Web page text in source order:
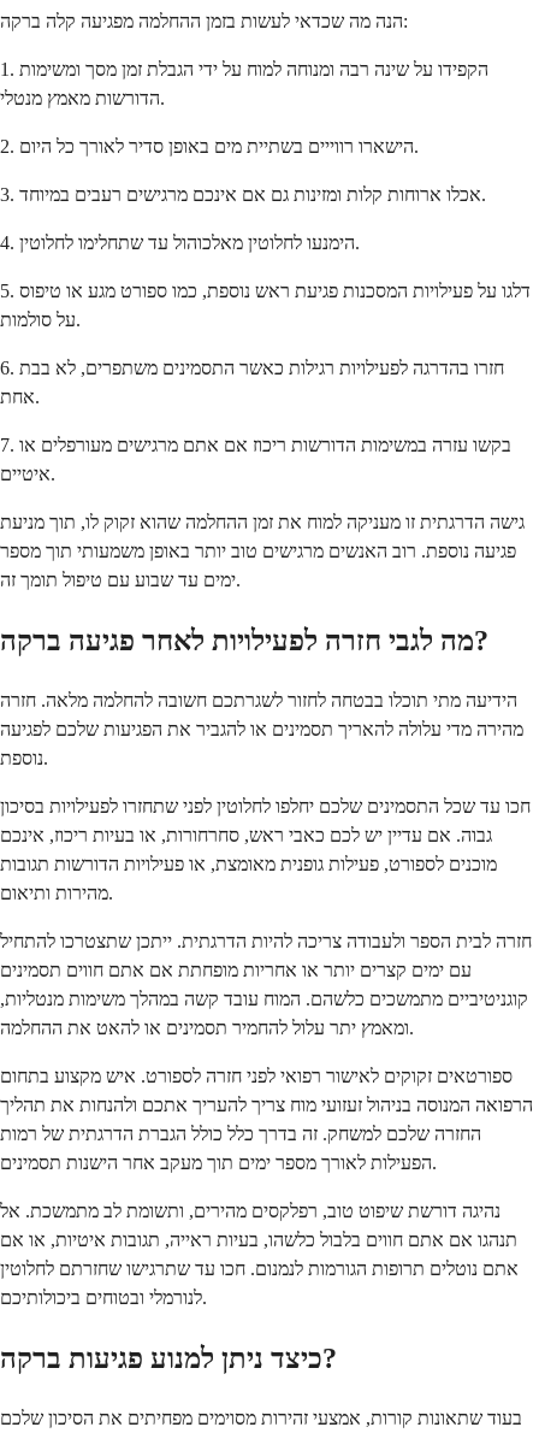
הנה מה שכדאי לעשות בזמן ההחלמה מפגיעה קלה ברקה:
1. הקפידו על שינה רבה ומנוחה למוח על ידי הגבלת זמן מסך ומשימות
הדורשות מאמץ מנטלי.
2. הישארו רווייים בשתיית מים באופן סדיר לאורך כל היום.
3. אכלו ארוחות קלות ומזינות גם אם אינכם מרגישים רעבים במיוחד.
4. הימנעו לחלוטין מאלכוהול עד שתחלימו לחלוטין.
5. דלגו על פעילויות המסכנות פגיעת ראש נוספת, כמו ספורט מגע או טיפוס
על סולמות.
6. חזרו בהדרגה לפעילויות רגילות כאשר התסמינים משתפרים, לא בבת
אחת.
7. בקשו עזרה במשימות הדורשות ריכוז אם אתם מרגישים מעורפלים או
איטיים.
גישה הדרגתית זו מעניקה למוח את זמן ההחלמה שהוא זקוק לו, תוך מניעת
פגיעה נוספת. רוב האנשים מרגישים טוב יותר באופן משמעותי תוך מספר
ימים עד שבוע עם טיפול תומך זה.
מה לגבי חזרה לפעילויות לאחר פגיעה ברקה?
הידיעה מתי תוכלו בבטחה לחזור לשגרתכם חשובה להחלמה מלאה. חזרה
מהירה מדי עלולה להאריך תסמינים או להגביר את הפגיעות שלכם לפגיעה
נוספת.
חכו עד שכל התסמינים שלכם יחלפו לחלוטין לפני שתחזרו לפעילויות בסיכון
גבוה. אם עדיין יש לכם כאבי ראש, סחרחורות, או בעיות ריכוז, אינכם
מוכנים לספורט, פעילות גופנית מאומצת, או פעילויות הדורשות תגובות
מהירות ותיאום.
חזרה לבית הספר ולעבודה צריכה להיות הדרגתית. ייתכן שתצטרכו להתחיל
עם ימים קצרים יותר או אחריות מופחתת אם אתם חווים תסמינים
קוגניטיביים מתמשכים כלשהם. המוח עובד קשה במהלך משימות מנטליות,
ומאמץ יתר עלול להחמיר תסמינים או להאט את ההחלמה.
ספורטאים זקוקים לאישור רפואי לפני חזרה לספורט. איש מקצוע בתחום
הרפואה המנוסה בניהול זעזועי מוח צריך להעריך אתכם ולהנחות את תהליך
החזרה שלכם למשחק. זה בדרך כלל כולל הגברת הדרגתית של רמות
הפעילות לאורך מספר ימים תוך מעקב אחר הישנות תסמינים.
נהיגה דורשת שיפוט טוב, רפלקסים מהירים, ותשומת לב מתמשכת. אל
תנהגו אם אתם חווים בלבול כלשהו, בעיות ראייה, תגובות איטיות, או אם
אתם נוטלים תרופות הגורמות לנמנום. חכו עד שתרגישו שחזרתם לחלוטין
לנורמלי ובטוחים ביכולותיכם.
כיצד ניתן למנוע פגיעות ברקה?
בעוד שתאונות קורות, אמצעי זהירות מסוימים מפחיתים את הסיכון שלכם